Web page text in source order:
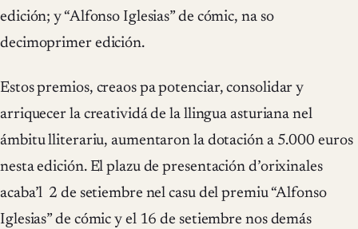
edición; y “Alfonso Iglesias” de cómic, na so
decimoprimer edición.
Estos premios, creaos pa potenciar, consolidar y
arriquecer la creatividá de la llingua asturiana nel
ámbitu lliterariu, aumentaron la dotación a 5.000 euros
nesta edición. El plazu de presentación d’orixinales
acaba’l 2 de setiembre nel casu del premiu “Alfonso
Iglesias” de cómic y el 16 de setiembre nos demás